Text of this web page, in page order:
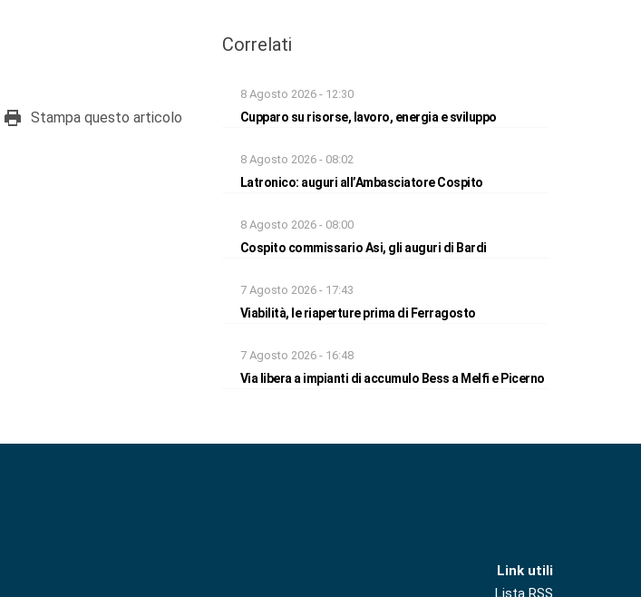
Stampa questo articolo
Correlati
8 Agosto 2026 - 12:30
Cupparo su risorse, lavoro, energia e sviluppo
8 Agosto 2026 - 08:02
Latronico: auguri all’Ambasciatore Cospito
8 Agosto 2026 - 08:00
Cospito commissario Asi, gli auguri di Bardi
7 Agosto 2026 - 17:43
Viabilità, le riaperture prima di Ferragosto
7 Agosto 2026 - 16:48
Via libera a impianti di accumulo Bess a Melfi e Picerno
Link utili
Lista RSS